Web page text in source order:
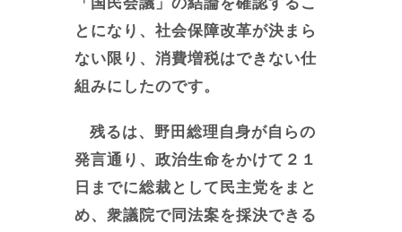
とになり、社会保障改革が決まら
ない限り、消費増税はできない仕
組みにしたのです。
残るは、野田総理自身が自らの
発言通り、政治生命をかけて２１
日までに総裁として民主党をまと
め、衆議院で同法案を採決できる